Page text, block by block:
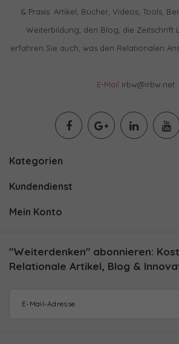
& Praxis: Artikel, Bücher, Videos, Tools,
Weiterbildung, den Blog, die Zeitschrift
erfahren Sie auch, was den Relationalen
E-Mail irbw@irbw.net
Kategorien
Kundendienst
Mein Konto
"Weiterdenken" abonnieren:
Relationale Artikel, Blog &